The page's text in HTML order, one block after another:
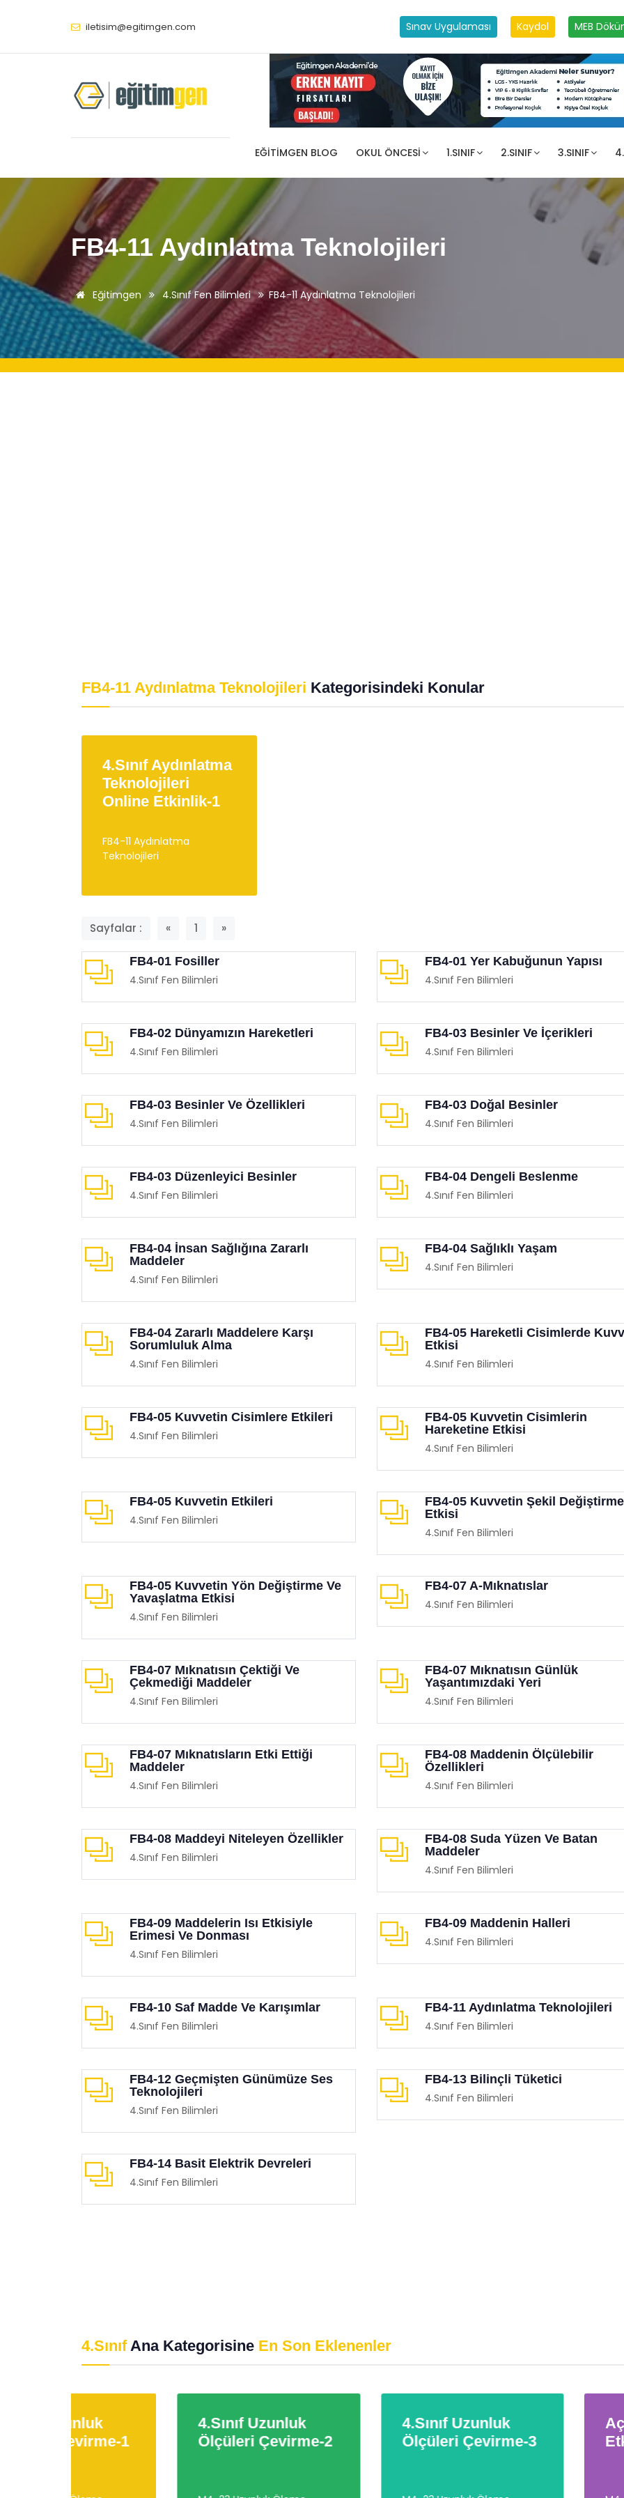
iletisim@egitimgen.com Sınav Uygulaması Kaydol MEB
EĞITIMGEN BLOG OKUL ÖNCESI 1.SINIF 2.SINIF 3.SINIF
FB4-11 Aydınlatma Teknolojileri
Eğitimgen 4.Sınıf Fen Bilimleri FB4-11 Aydınlatma Teknolojileri
FB4-11 Aydınlatma Teknolojileri Kategorisindeki Konular
4.Sınıf Aydınlatma
Teknolojileri
Online Etkinlik-1
FB4-11 Aydınlatma
Teknolojileri
Sayfalar : « 1 »
FB4-01 Fosiller
4.Sınıf Fen Bilimleri
FB4-01 Yer Kabuğunun Yapısı
4.Sınıf Fen Bilimleri
FB4-02 Dünyamızın Hareketleri
4.Sınıf Fen Bilimleri
FB4-03 Besinler Ve İçerikleri
4.Sınıf Fen Bilimleri
FB4-03 Besinler Ve Özellikleri
4.Sınıf Fen Bilimleri
FB4-03 Doğal Besinler
4.Sınıf Fen Bilimleri
FB4-03 Düzenleyici Besinler
4.Sınıf Fen Bilimleri
FB4-04 Dengeli Beslenme
4.Sınıf Fen Bilimleri
FB4-04 İnsan Sağlığına Zararlı
Maddeler
4.Sınıf Fen Bilimleri
FB4-04 Sağlıklı Yaşam
4.Sınıf Fen Bilimleri
FB4-04 Zararlı Maddelere Karşı
Sorumluluk Alma
4.Sınıf Fen Bilimleri
FB4-05 Hareketli Cisimlerde
Etkisi
4.Sınıf Fen Bilimleri
FB4-05 Kuvvetin Cisimlere Etkileri
4.Sınıf Fen Bilimleri
FB4-05 Kuvvetin Cisimlerin
Hareketine Etkisi
4.Sınıf Fen Bilimleri
FB4-05 Kuvvetin Etkileri
4.Sınıf Fen Bilimleri
FB4-05 Kuvvetin Şekil Değiştirme
Etkisi
4.Sınıf Fen Bilimleri
FB4-05 Kuvvetin Yön Değiştirme Ve
Yavaşlatma Etkisi
4.Sınıf Fen Bilimleri
FB4-07 A-Mıknatıslar
4.Sınıf Fen Bilimleri
FB4-07 Mıknatısın Çektiği Ve
Çekmediği Maddeler
4.Sınıf Fen Bilimleri
FB4-07 Mıknatısın Günlük
Yaşantımızdaki Yeri
4.Sınıf Fen Bilimleri
FB4-07 Mıknatısların Etki Ettiği
Maddeler
4.Sınıf Fen Bilimleri
FB4-08 Maddenin Ölçülebilir
Özellikleri
4.Sınıf Fen Bilimleri
FB4-08 Maddeyi Niteleyen Özellikler
4.Sınıf Fen Bilimleri
FB4-08 Suda Yüzen Ve Batan
Maddeler
4.Sınıf Fen Bilimleri
FB4-09 Maddelerin Isı Etkisiyle
Erimesi Ve Donması
4.Sınıf Fen Bilimleri
FB4-09 Maddenin Halleri
4.Sınıf Fen Bilimleri
FB4-10 Saf Madde Ve Karışımlar
4.Sınıf Fen Bilimleri
FB4-11 Aydınlatma Teknolojileri
4.Sınıf Fen Bilimleri
FB4-12 Geçmişten Günümüze Ses
Teknolojileri
4.Sınıf Fen Bilimleri
FB4-13 Bilinçli Tüketici
4.Sınıf Fen Bilimleri
FB4-14 Basit Elektrik Devreleri
4.Sınıf Fen Bilimleri
4.SınıfAna Kategorisine En Son Eklenenler
4.Sınıf Uzunluk
Ölçüleri Çevirme-2
4.Sınıf Uzunluk
Ölçüleri Çevirme-3
Açı Çeşitleri
Etkinlik-2
Balon Sektirme Oyunu
Eğitimgen /Oyun Köşesi
Mobil Destekli Eğitsel Oyunlar
Eğitimgen /Oyun Köşesi
MEB Temassız Oyunlar
Eğitimgen /Oyun Köşesi
Çocuklarınızla Birlikte
İzleyebileceğiniz Animasyon
Film Etkinliği (İnsan Hakları Ve
Eğitimgen /Film Köşesi
Mutlaka İzlemesi Gereken